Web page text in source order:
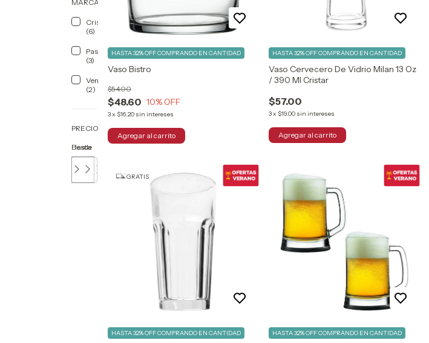
MARCA
Cristar
(6)
Pasabahce
(3)
Vencort
(2)
PRECIO
Desde
Hasta
Vaso Bistro
$48.60
$54.00
10% OFF
3x $16.20 sin intereses
HASTA 32% OFFCOMPRANDO EN CANTIDAD
Vaso Cervecero De Vidrio Milan 13 Oz
/ 390 Ml Cristar
$57.00
3x $19.00 sin intereses
HASTA 32% OFFCOMPRANDO EN CANTIDAD
GRATIS
HASTA 32% OFFCOMPRANDO EN CANTIDAD HASTA 32% OFFCOMPRANDO EN CANTIDAD